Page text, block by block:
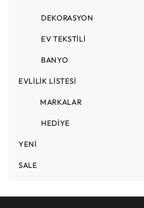
DEKORASYON
Menüyü
EV TEKSTİLİ
Menüyü
BANYO
EVLİLİK LİSTESİ
Menüyü
MARKALAR
HEDİYE
Menüyü
genişlet
YENİ
SALE